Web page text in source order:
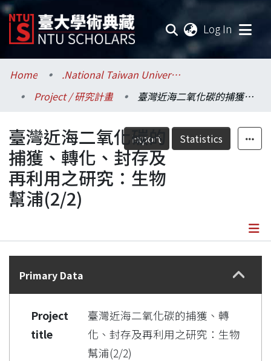
Log In
Communities & Collections
Research Outputs
Fundings & Projects
Researchers
Organizations
Home
.National Taiwan University / 國立臺灣大學
Project / 研究計畫
臺灣近海二氧化碳的捕獲、轉化、封存及再利用之研究：生物幫浦(2/2)
Export Statistics
臺灣近海二氧化碳的
捕獲、轉化、封存及
再利用之研究：生物
幫浦(2/2)
Details
Primary Data
Project
title
臺灣近海二氧化碳的捕獲、轉
化、封存及再利用之研究：生物
幫浦(2/2)